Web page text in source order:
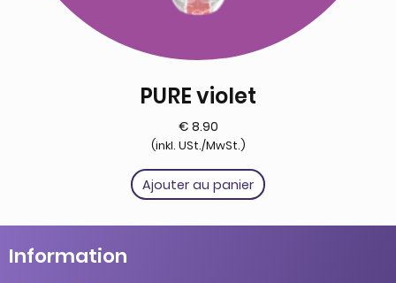
PURE violet
€ 8.90
(inkl. USt./MwSt.)
Ajouter au panier
Information